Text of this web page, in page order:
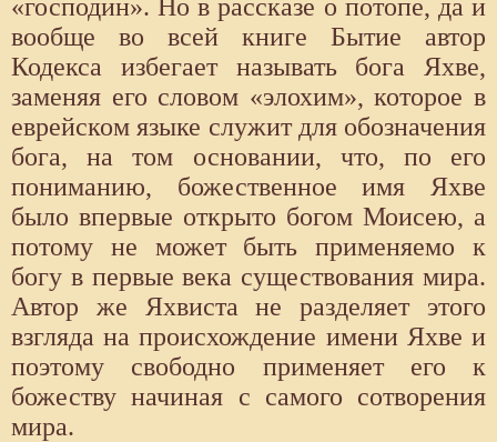
«господин». Но в рассказе о потопе, да и
вообще во всей книге Бытие автор
Кодекса избегает называть бога Яхве,
заменяя его словом «элохим», которое в
еврейском языке служит для обозначения
бога, на том основании, что, по его
пониманию, божественное имя Яхве
было впервые открыто богом Моисею, а
потому не может быть применяемо к
богу в первые века существования мира.
Автор же Яхвиста не разделяет этого
взгляда на происхождение имени Яхве и
поэтому свободно применяет его к
божеству начиная с самого сотворения
мира.